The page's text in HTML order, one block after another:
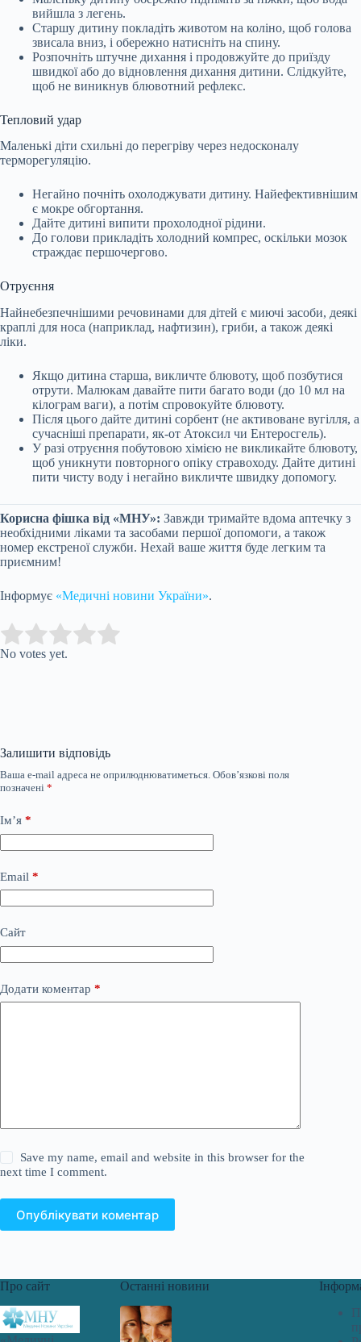
вийшла з легень.
Старшу дитину покладіть животом на коліно, щоб голова
звисала вниз, і обережно натисніть на спину.
Розпочніть штучне дихання і продовжуйте до приїзду
швидкої або до відновлення дихання дитини. Слідкуйте,
щоб не виникнув блювотний рефлекс.
Тепловий удар
Маленькі діти схильні до перегріву через недосконалу
терморегуляцію.
Негайно почніть охолоджувати дитину. Найефективнішим
є мокре обгортання.
Дайте дитині випити прохолодної рідини.
До голови прикладіть холодний компрес, оскільки мозок
страждає першочергово.
Отруєння
Найнебезпечнішими речовинами для дітей є миючі засоби, деякі
краплі для носа (наприклад, нафтизин), гриби, а також деякі
ліки.
Якщо дитина старша, викличте блювоту, щоб позбутися
отрути. Малюкам давайте пити багато води (до 10 мл на
кілограм ваги), а потім спровокуйте блювоту.
Після цього дайте дитині сорбент (не активоване вугілля, а
сучасніші препарати, як-от Атоксил чи Ентеросгель).
У разі отруєння побутовою хімією не викликайте блювоту,
щоб уникнути повторного опіку стравоходу. Дайте дитині
пити чисту воду і негайно викличте швидку допомогу.
Корисна фішка від «МНУ»: Завжди тримайте вдома аптечку з
необхідними ліками та засобами першої допомоги, а також
номер екстреної служби. Нехай ваше життя буде легким та
приємним!
Інформує «Медичні новини України».
Rate this item:
No votes yet.
Залишити відповідь
Ваша e-mail адреса не оприлюднюватиметься. Обов’язкові поля
позначені *
Ім’я *
Email *
Сайт
Додати коментар *
Save my name, email and website in this browser for the
next time I comment.
Опублікувати коментар
Про сайт Останні новини